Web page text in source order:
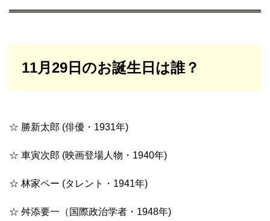
11月29日のお誕生日は誰？
☆ 勝新太郎 (俳優・1931年)
☆ 車寅次郎 (映画登場人物・1940年)
☆ 林家ペー (タレント・1941年)
☆ 舛添要一（国際政治学者・1948年)